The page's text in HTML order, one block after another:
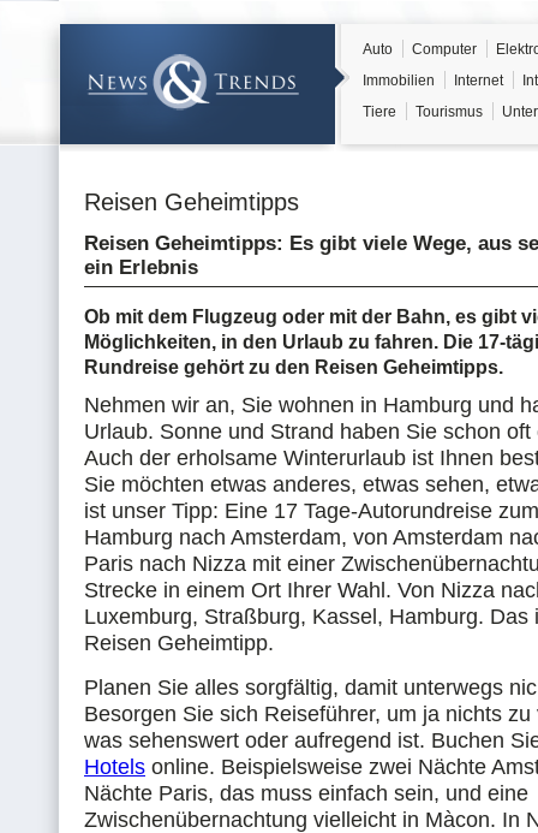
Auto Computer
Immobilien
Internet
Tiere
Tourismus
Reisen Geheimtipps
Reisen Geheimtipps: Es gibt viele Wege, aus
ein Erlebnis
Ob mit dem Flugzeug oder mit der Bahn, es gibt
Möglichkeiten, in den Urlaub zu fahren. Die 17-
Rundreise gehört zu den Reisen Geheimtipps.
Nehmen wir an, Sie wohnen in Hamburg und
Urlaub. Sonne und Strand haben Sie schon oft
Auch der erholsame Winterurlaub ist Ihnen
Sie möchten etwas anderes, etwas sehen,
ist unser Tipp: Eine 17 Tage-Autorundreise
Hamburg nach Amsterdam, von Amsterdam
Paris nach Nizza mit einer
Strecke in einem Ort Ihrer Wahl. Von Nizza
Luxemburg, Straßburg, Kassel, Hamburg. Das
Reisen Geheimtipp.
Planen Sie alles sorgfältig, damit unterwegs
Besorgen Sie sich Reiseführer, um ja nichts zu
was sehenswert oder aufregend ist. Buchen
Hotels online. Beispielsweise zwei Nächte
Nächte Paris, das muss einfach sein, und eine
Zwischenübernachtung vielleicht in Màcon. In